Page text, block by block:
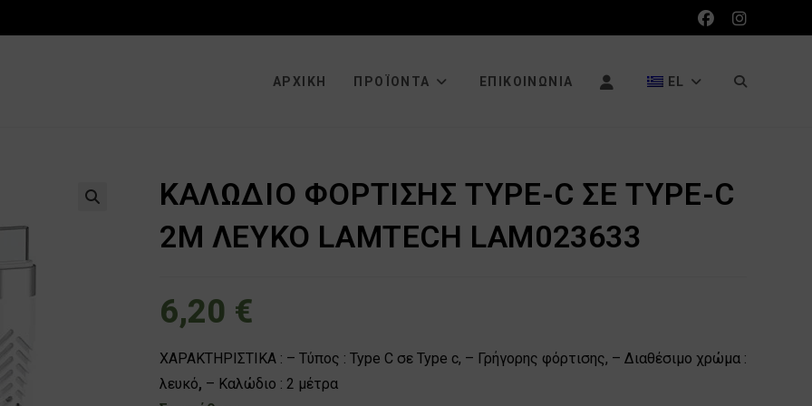
ΑΡΧΙΚΉ ΠΡΟΪΌΝΤΑ ΕΠΙΚΟΙΝΩΝΊΑ EL ΕΝΑΛΛΑΓΉ
ΚΑΛΩΔΙΟ ΦΟΡΤΙΣΗΣ TYPE-C ΣΕ TYPE-C
2Μ ΛΕΥΚΟ LAMTECH LAM023633
6,20 €
ΧΑΡΑΚΤΗΡΙΣΤΙΚΑ : – Τύπος : Type C σε Type c, – Γρήγορης φόρτισης, – Διαθέσιμo χρώμα :
λευκό, – Καλώδιο : 2 μέτρα